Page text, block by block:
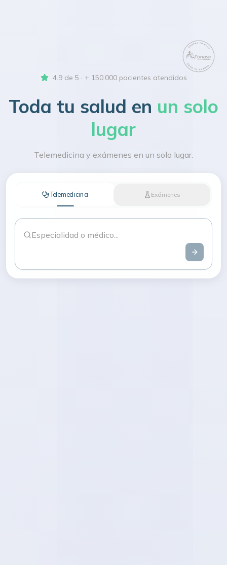
4.9 de 5 · + 150.000 pacientes atendidos
Toda tu salud en un solo
lugar
Telemedicina y exámenes en un solo lugar.
Telemedicina Exámenes